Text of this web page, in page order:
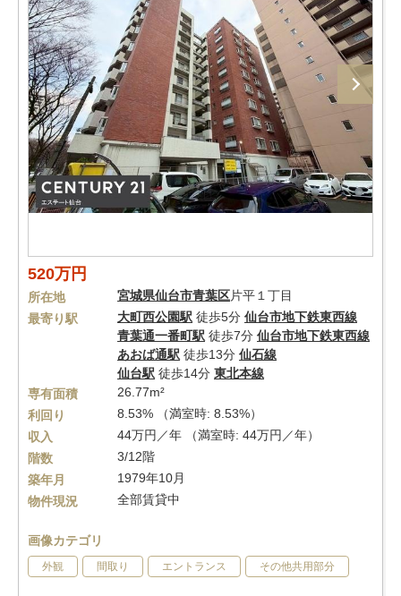
520万円
所在地 宮城県仙台市青葉区片平１丁目
最寄り駅
大町西公園駅 徒歩5分 仙台市地下鉄東西線
青葉通一番町駅 徒歩7分 仙台市地下鉄東西線
あおば通駅 徒歩13分 仙石線
仙台駅 徒歩14分 東北本線
専有面積
26.77m²
利回り
8.53% （満室時: 8.53%）
収入
44万円／年 （満室時: 44万円／年）
階数
3/12階
築年月
1979年10月
物件現況
全部賃貸中
画像カテゴリ
外観 間取り エントランス その他共用部分